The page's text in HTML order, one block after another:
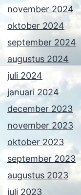
november 2024
oktober 2024
september 2024
augustus 2024
juli 2024
januari 2024
december 2023
november 2023
oktober 2023
september 2023
augustus 2023
juli 2023